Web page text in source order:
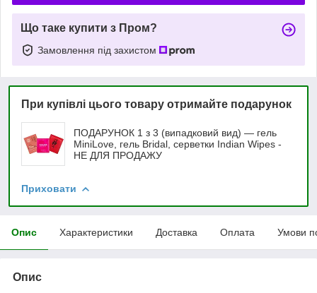
Що таке купити з Пром?
Замовлення під захистом
При купівлі цього товару отримайте подарунок
ПОДАРУНОК 1 з 3 (випадковий вид) — гель
MiniLove, гель Bridal, серветки Indian Wipes -
НЕ ДЛЯ ПРОДАЖУ
Приховати
Опис Характеристики Доставка Оплата Умови
Опис